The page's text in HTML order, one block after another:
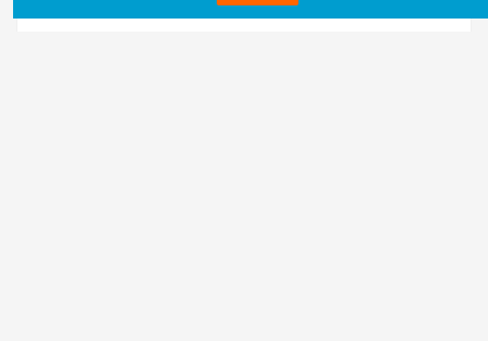
DECKSAVER MOOG MOTHER 32 & DFAM COVER